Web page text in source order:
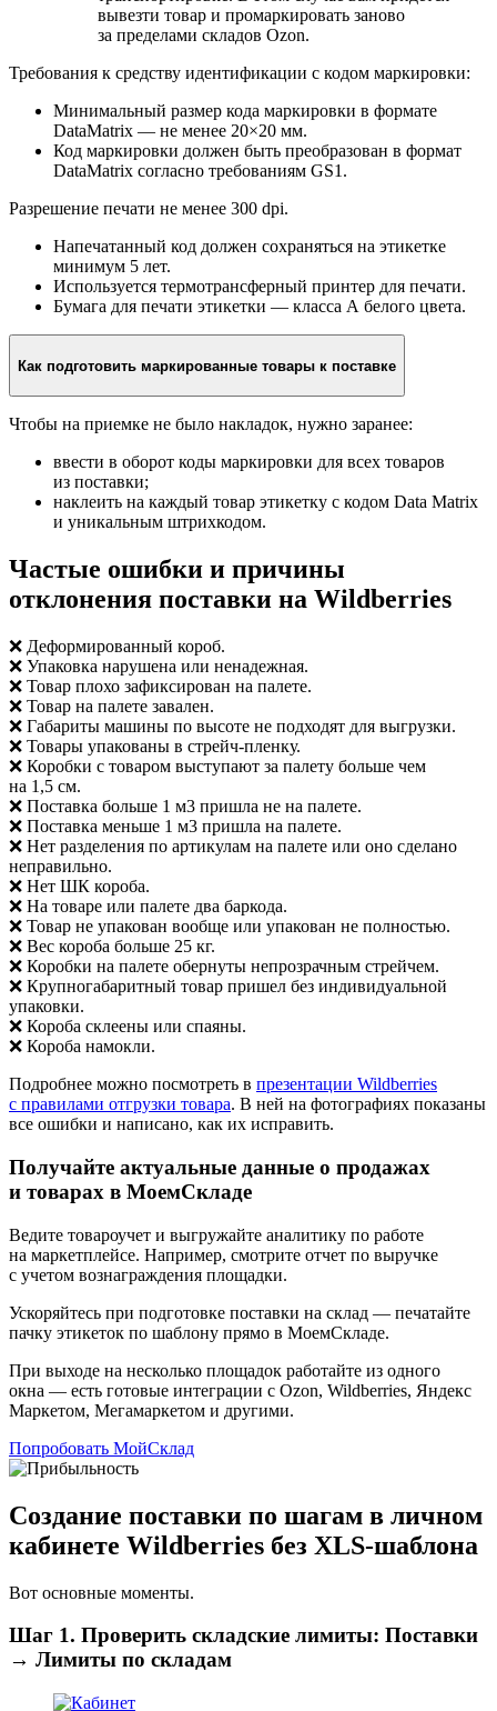
вывезти товар и промаркировать заново
за пределами складов Ozon.
Требования к средству идентификации с кодом маркировки:
Минимальный размер кода маркировки в формате
DataMatrix — не менее 20×20 мм.
Код маркировки должен быть преобразован в формат
DataMatrix согласно требованиям GS1.
Разрешение печати не менее 300 dpi.
Напечатанный код должен сохраняться на этикетке
минимум 5 лет.
Используется термотрансферный принтер для печати.
Бумага для печати этикетки — класса А белого цвета.
Как подготовить маркированные товары к поставке
Чтобы на приемке не было накладок, нужно заранее:
ввести в оборот коды маркировки для всех товаров
из поставки;
наклеить на каждый товар этикетку с кодом Data Matrix
и уникальным штрихкодом.
Частые ошибки и причины
отклонения поставки на Wildberries
❌ Деформированный короб.
❌ Упаковка нарушена или ненадежная.
❌ Товар плохо зафиксирован на палете.
❌ Товар на палете завален.
❌ Габариты машины по высоте не подходят для выгрузки.
❌ Товары упакованы в стрейч-пленку.
❌ Коробки с товаром выступают за палету больше чем
на 1,5 см.
❌ Поставка больше 1 м3 пришла не на палете.
❌ Поставка меньше 1 м3 пришла на палете.
❌ Нет разделения по артикулам на палете или оно сделано
неправильно.
❌ Нет ШК короба.
❌ На товаре или палете два баркода.
❌ Товар не упакован вообще или упакован не полностью.
❌ Вес короба больше 25 кг.
❌ Коробки на палете обернуты непрозрачным стрейчем.
❌ Крупногабаритный товар пришел без индивидуальной
упаковки.
❌ Короба склеены или спаяны.
❌ Короба намокли.
Подробнее можно посмотреть в презентации Wildberries
с правилами отгрузки товара. В ней на фотографиях показаны
все ошибки и написано, как их исправить.
Получайте актуальные данные о продажах
и товарах в МоемСкладе
Ведите товароучет и выгружайте аналитику по работе
на маркетплейсе. Например, смотрите отчет по выручке
с учетом вознаграждения площадки.
Ускоряйтесь при подготовке поставки на склад — печатайте
пачку этикеток по шаблону прямо в МоемСкладе.
При выходе на несколько площадок работайте из одного
окна — есть готовые интеграции с Ozon, Wildberries, Яндекс
Маркетом, Мегамаркетом и другими.
Попробовать МойСклад
Создание поставки по шагам в личном
кабинете Wildberries без XLS-шаблона
Вот основные моменты.
Шаг 1. Проверить складские лимиты: Поставки
→ Лимиты по складам